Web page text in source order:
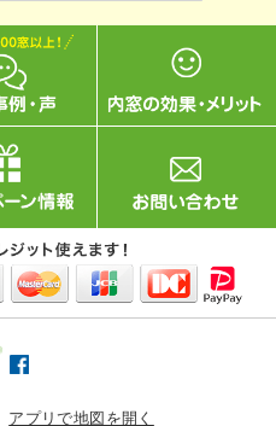
アプリで地図を開く